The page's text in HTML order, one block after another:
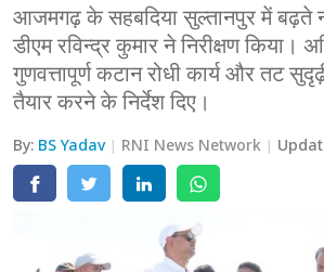
क्राइम
शिक्षा
वेब स्टोरी
आजमगढ़ के सहबदिया सुल्तानपुर में बढ़ते
डीएम रविन्द्र कुमार ने निरीक्षण किया।
गुणवत्तापूर्ण कटान रोधी कार्य और तट
तैयार करने के निर्देश दिए।
By: BS Yadav RNI News Network
वाराणसी
आगरा
अयोध्या
अलीगढ़